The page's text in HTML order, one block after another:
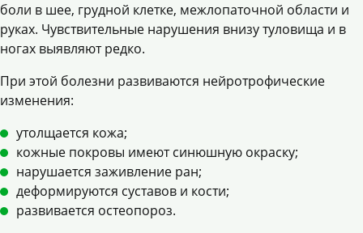
боли в шее, грудной клетке, межлопаточной области и
руках. Чувствительные нарушения внизу туловища и в
ногах выявляют редко.
При этой болезни развиваются нейротрофические
изменения:
утолщается кожа;
кожные покровы имеют синюшную окраску;
нарушается заживление ран;
деформируются суставов и кости;
развивается остеопороз.